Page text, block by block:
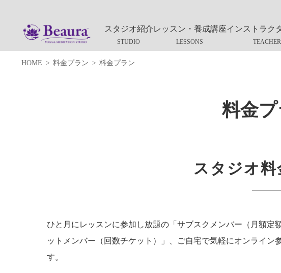
スタジオ紹介レッスン・養成講座インストラク
HOME 料金プラン 料金プラン
料金
スタジオ料
ひと月にレッスンに参加し放題の「サブスクメンバー（月額
ットメンバー（回数チケット）」、ご自宅で気軽にオンライン
す。